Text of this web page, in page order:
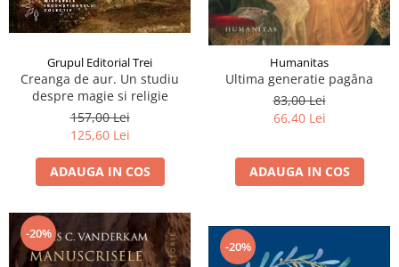
Grupul Editorial Trei
Creanga de aur. Un studiu
despre magie si religie
157,00 Lei
125,60 Lei
ADAUGA IN COS
Humanitas
Ultima generatie pagâna
83,00 Lei
66,40 Lei
ADAUGA IN COS
-20%
-20%